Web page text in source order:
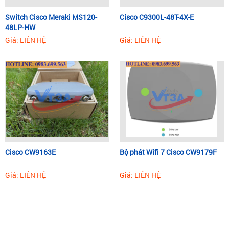
Switch Cisco Meraki MS120-
48LP-HW
Giá: LIÊN HỆ
Cisco C9300L-48T-4X-E
Giá: LIÊN HỆ
Cisco CW9163E
Giá: LIÊN HỆ
Bộ phát Wifi 7 Cisco CW9179F
Giá: LIÊN HỆ